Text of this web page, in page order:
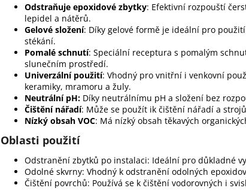
Odstraňuje epoxidové zbytky: Efektivní rozpouští
lepidel a nátěrů.
Gelové složení: Díky gelové formě je ideální pro
stékání.
Pomalé schnutí: Speciální receptura s pomalým
slunečním prostředí.
Univerzální použití: Vhodný pro vnitřní i venkovní
keramiky, mramoru a žuly.
Neutrální pH: Díky neutrálnímu pH a složení bez
Čištění nářadí: Může se použít ik čištění nářadí a
Nízký obsah VOC: Má nízký obsah těkavých
Oblasti použití
Odstranění zbytků po instalaci: Ideální pro důkladné
Odolné skvrny: Vhodný k odstranění odolných
Čištění povrchů: Používá se k čištění vodorovných i